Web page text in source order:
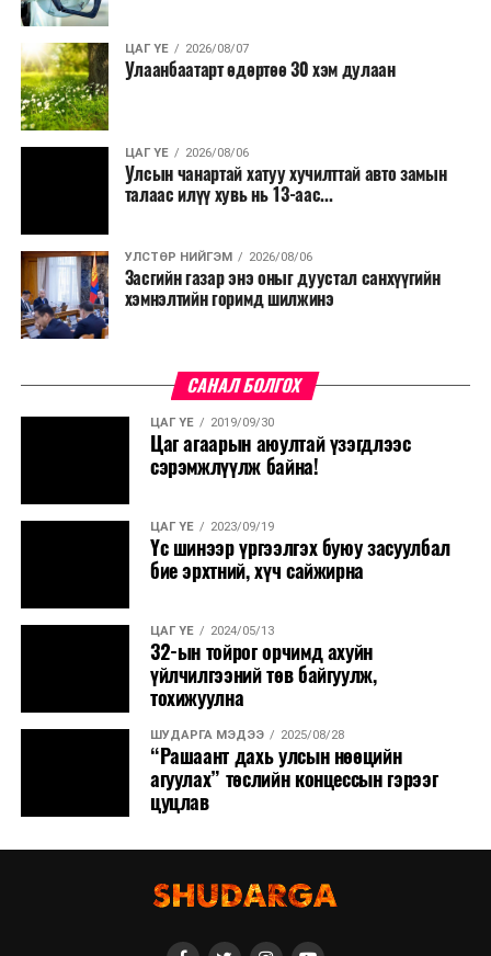
ЦАГ ҮЕ 2026/08/07
Улаанбаатарт өдөртөө 30 хэм дулаан
ЦАГ ҮЕ 2026/08/06
Улсын чанартай хатуу хучилттай авто замын
талаас илүү хувь нь 13-аас...
УЛСТӨР НИЙГЭМ 2026/08/06
Засгийн газар энэ оныг дуустал санхүүгийн
хэмнэлтийн горимд шилжинэ
САНАЛ БОЛГОХ
ЦАГ ҮЕ 2019/09/30
Цаг агаарын аюултай үзэгдлээс
сэрэмжлүүлж байна!
ЦАГ ҮЕ 2023/09/19
Үс шинээр үргээлгэх буюу засуулбал
бие эрхтний, хүч сайжирна
ЦАГ ҮЕ 2024/05/13
32-ын тойрог орчимд ахуйн
үйлчилгээний төв байгуулж,
тохижуулна
ШУДАРГА МЭДЭЭ 2025/08/28
“Рашаант дахь улсын нөөцийн
агуулах” төслийн концессын гэрээг
цуцлав